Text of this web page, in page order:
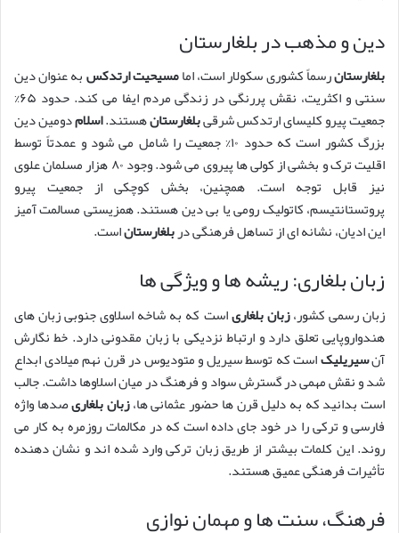
دین و مذهب در بلغارستان
بلغارستانرسماً کشوری سکولار است، امامسیحیت ارتدکسبه عنوان دین
سنتی و اکثریت، نقش پررنگی در زندگی مردم ایفا می کند. حدود ۶۵%
جمعیت پیرو کلیسای ارتدکس شرقیبلغارستانهستند.اسلامدومین دین
بزرگ کشور است که حدود ۱۰% جمعیت را شامل می شود و عمدتاً توسط
اقلیت ترک و بخشی از کولی ها پیروی می شود. وجود ۸۰ هزار مسلمان علوی
نیز قابل توجه است. همچنین، بخش کوچکی از جمعیت پیرو
پروتستانتیسم، کاتولیک رومی یا بی دین هستند. همزیستی مسالمت آمیز
این ادیان، نشانه ای از تساهل فرهنگی دربلغارستاناست.
زبان بلغاری: ریشه ها و ویژگی ها
زبان رسمی کشور،زبان بلغاریاست که به شاخه اسلاوی جنوبی زبان های
هندواروپایی تعلق دارد و ارتباط نزدیکی با زبان مقدونی دارد. خط نگارش
آنسیریلیکاست که توسط سیریل و متودیوس در قرن نهم میلادی ابداع
شد و نقش مهمی در گسترش سواد و فرهنگ در میان اسلاوها داشت. جالب
است بدانید که به دلیل قرن ها حضور عثمانی ها،زبان بلغاریصدها واژه
فارسی و ترکی را در خود جای داده است که در مکالمات روزمره به کار می
روند. این کلمات بیشتر از طریق زبان ترکی وارد شده اند و نشان دهنده
تأثیرات فرهنگی عمیق هستند.
فرهنگ، سنت ها و مهمان نوازی